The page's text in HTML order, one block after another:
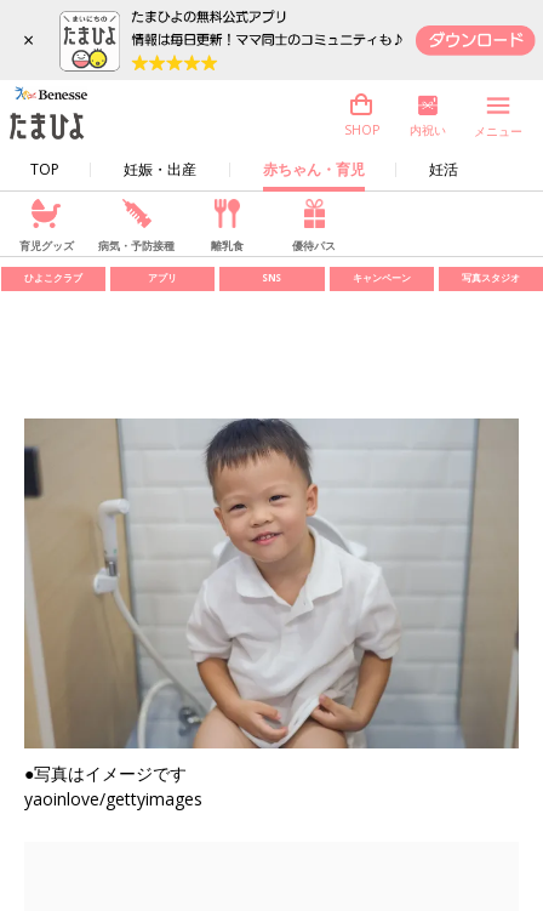
×
TOP 妊娠・出産 赤ちゃん・育児 妊活
SHOP 内祝い メニュー
育児グッズ 病気・予防接種 離乳食 優待パス
ひよこクラブ アプリ SNS キャンペーン 写真スタジオ
●写真はイメージです
yaoinlove/gettyimages